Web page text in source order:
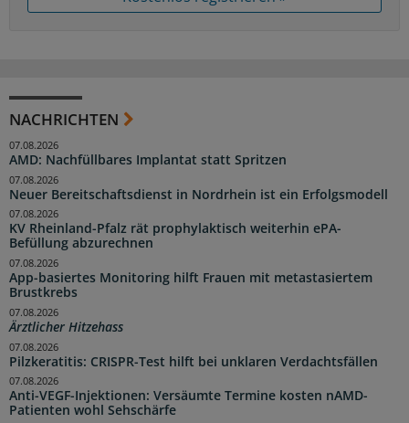
NACHRICHTEN
AMD: Nachfüllbares Implantat statt Spritzen
07.08.2026
Neuer Bereitschaftsdienst in Nordrhein ist ein Erfolgsmodell
07.08.2026
KV Rheinland-Pfalz rät prophylaktisch weiterhin ePA-
Befüllung abzurechnen
07.08.2026
App-basiertes Monitoring hilft Frauen mit metastasiertem
Brustkrebs
07.08.2026
Ärztlicher Hitzehass
07.08.2026
Pilzkeratitis: CRISPR-Test hilft bei unklaren Verdachtsfällen
07.08.2026
Anti-VEGF-Injektionen: Versäumte Termine kosten nAMD-
Patienten wohl Sehschärfe
07.08.2026